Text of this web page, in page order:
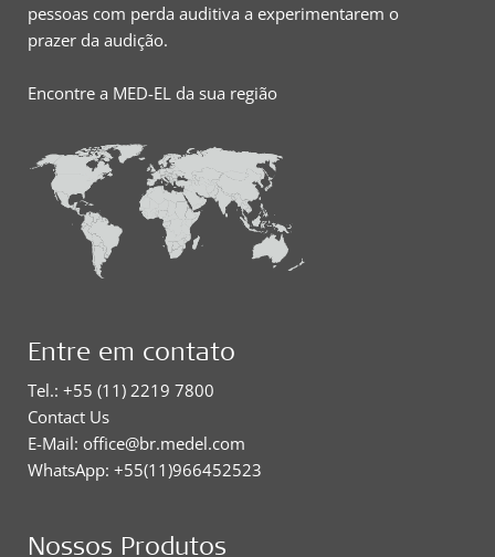
pessoas com perda auditiva a experimentarem o
prazer da audição.
Encontre a MED-EL da sua região
Entre em contato
Tel.: +55 (11) 2219 7800
Contact Us
E-Mail: office@br.medel.com
WhatsApp: +55(11)966452523
Nossos Produtos